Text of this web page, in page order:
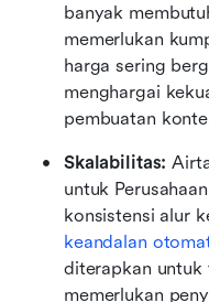
banyak
memerlukan
harga sering
menghargai
pembuatan
Skalabilitas:
untuk
konsistensi alur
keandalan
diterapkan
memerlukan